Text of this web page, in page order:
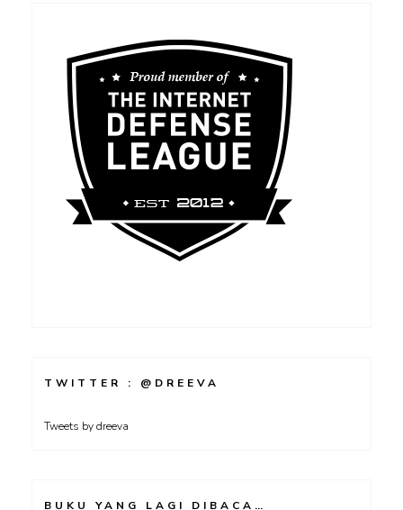
TWITTER : @DREEVA
Tweets by dreeva
BUKU YANG LAGI DIBACA…